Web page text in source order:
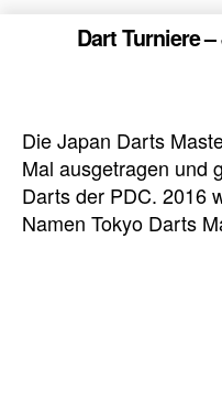
Dart Turniere
Die Japan Darts
Mal ausgetragen und
Darts der PDC. 2016
Namen Tokyo Darts